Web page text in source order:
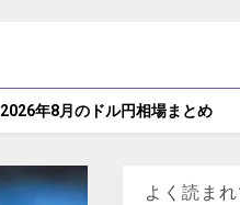
2026年8月のドル円相場まとめ
よく読ま